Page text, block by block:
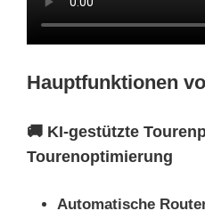
Hauptfunktionen
🚚 KI-gestützte
Tourenoptimierung
Automatische